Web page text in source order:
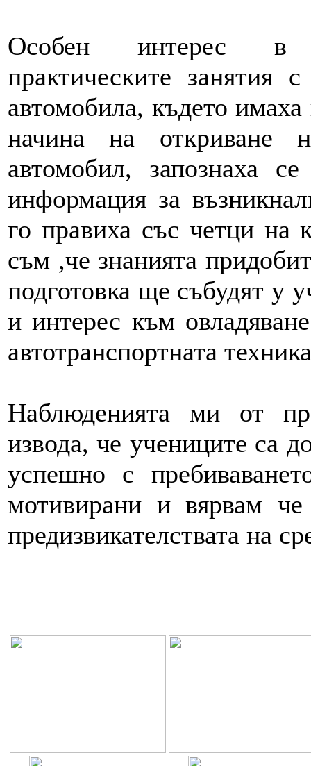
Особен интерес в
практическите занятия
автомобила, където
начина на откриване
автомобил, запознаха
информация за
го правиха със четци на
съм ,че знанията
подготовка ще събудят у
и интерес към
автотранспортната
Наблюденията ми от
извода, че учениците са
успешно с
мотивирани и вярвам
предизвикателствата на